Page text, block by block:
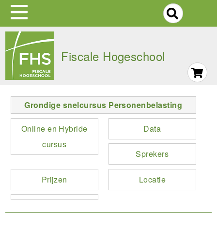
Skip
main
navigation
Fiscale Hogeschool
Grondige snelcursus Personenbelasting
Online en Hybride
cursus
Data
Sprekers
Prijzen Locatie